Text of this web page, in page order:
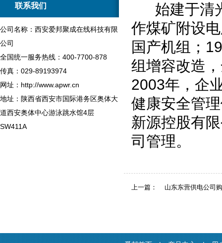
联系我们
公司名称：西安爱邦聚成在线科技有限
公司
全国统一服务热线：400-7700-878
传真：029-89193974
网址：http://www.apwr.cn
地址：陕西省西安市国际港务区奥体大
道西安奥体中心游泳跳水馆4层
SW411A
始建于清光
作煤矿附设
国产机组；
组增容改造
2003年，企
健康安全管
新源控股有
司管理。
上一篇： 山东东营供电公司